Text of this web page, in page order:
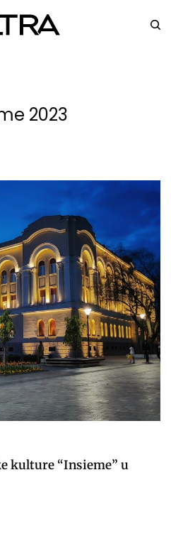
2023
kulture “Insieme” u